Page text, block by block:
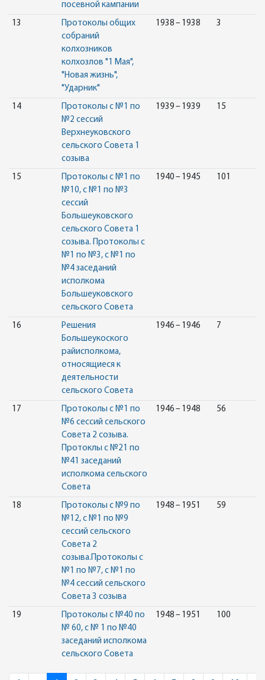
посевной кампании
13
Протоколы общих
собраний
колхозников
колхозлов "1 Мая",
"Новая жизнь",
"Ударник"
1938 – 1938 3
14
Протоколы с №1 по
№2 сессий
Верхнеуковского
сельского Совета 1
созыва
1939 – 1939 15
15
Протоколы с №1 по
№10, с №1 по №3
сессий
Большеуковского
сельского Совета 1
созыва. Протоколы с
№1 по №3, с №1 по
№4 заседаний
исполкома
Большеуковского
сельского Совета
1940 – 1945 101
16
Решения
Большеукоского
райисполкома,
относящиеся к
деятельности
сельского Совета
1946 – 1946 7
17
Протоколы с №1 по
№6 сессий сельского
Совета 2 созыва.
Протоклы с №21 по
№41 заседаний
исполкома сельского
Совета
1946 – 1948 56
18
Протоколы с №9 по
№12, с №1 по №9
сессий сельского
Совета 2
созыва.Протоколы с
№1 по №7, с №1 по
№4 сессий сельского
Совета 3 созыва
1948 – 1951 59
19
Протоколы с №40 по
№ 60, с № 1 по №40
заседаний исполкома
сельского Совета
1948 – 1951 100